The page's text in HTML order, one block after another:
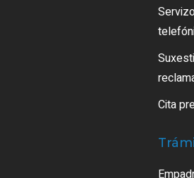
Cita